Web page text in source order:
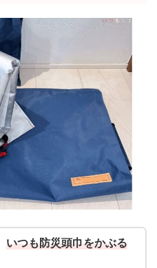
いつも防災頭巾をかぶる